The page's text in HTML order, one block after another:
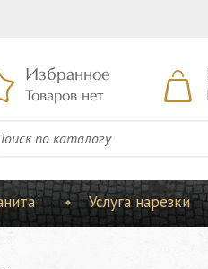
Избранное
Товаров нет
Услуга нарезки